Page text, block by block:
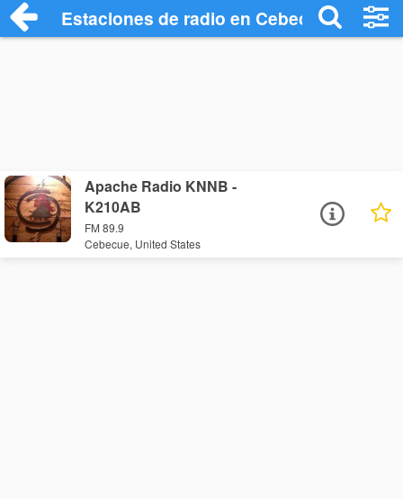
Estaciones de radio en Cebecue -
Apache Radio KNNB -
K210AB
FM 89.9
Cebecue, United States